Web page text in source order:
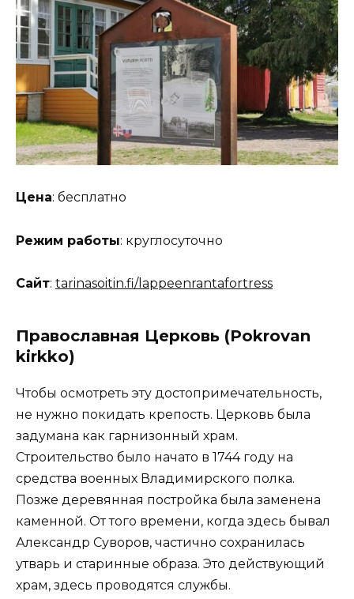
Цена: бесплатно
Режим работы: круглосуточно
Сайт: tarinasoitin.fi/lappeenrantafortress
Православная Церковь (Pokrovan
kirkko)
Чтобы осмотреть эту достопримечательность,
не нужно покидать крепость. Церковь была
задумана как гарнизонный храм.
Строительство было начато в 1744 году на
средства военных Владимирского полка.
Позже деревянная постройка была заменена
каменной. От того времени, когда здесь бывал
Александр Суворов, частично сохранилась
утварь и старинные образа. Это действующий
храм, здесь проводятся службы.